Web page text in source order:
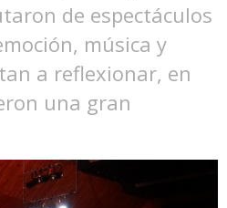
de espectáculos
música y
a reflexionar, en
una gran